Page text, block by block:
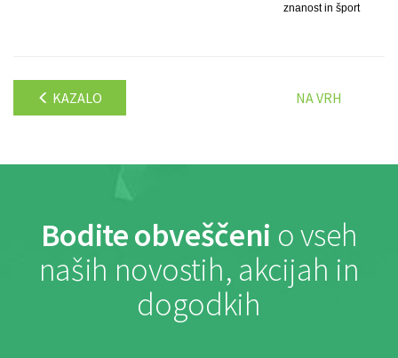
znanost in šport
KAZALO NA VRH
Bodite obveščeni o vseh
naših novostih, akcijah in
dogodkih